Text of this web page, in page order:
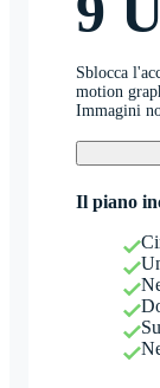
Sblocca
motion
Immagini
Il piano